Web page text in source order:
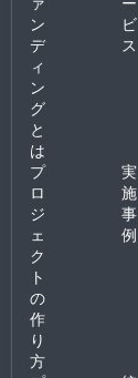
ン
デ
ィ
ン
グ
と
は
ビ
ス
プ
ロ
ジ
ェ
ク
ト
の
作
り
方
実
施
事
例